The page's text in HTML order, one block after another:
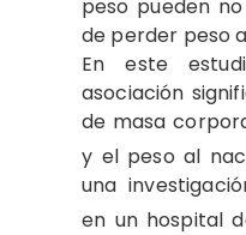
peso pueden
de perder peso
En este
asociación
de masa
y el peso al
una
en un hospital